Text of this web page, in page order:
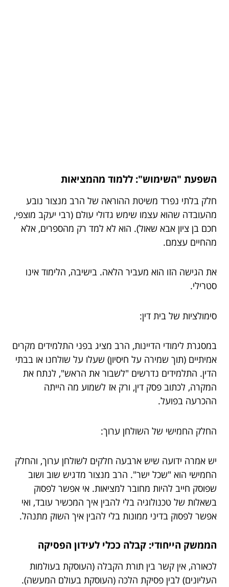
השפעת "השימוש": ללמוד מהמציאות
חלק בלתי נפרד משיטת ההוראה של הרב מנצור נובע
מהעובדה שהוא עצמו שימש גדולי עולם (רבי יעקב מוצפי,
חכם בן ציון אבא שאול). הוא לא למד רק מהספרים, אלא
מהחיים עצמם.
את הגישה הזו הוא מעביר הלאה. בישיבה, הלימוד אינו
סטרילי.
סימולציות של בית דין:
במסגרת לימודי הדיינות, הרב מציג בפני התלמידים מקרים
אמיתיים (תוך שמירה על חיסיון) שעלו על שולחנו או בבתי
הדין. התלמידים נדרשים "לשבור את הראש", לנתח את
המקרה, לכתוב פסק דין, ורק אז לשמוע מה הייתה
ההכרעה בפועל.
החלק החמישי של השולחן ערוך:
יש אמרה ידועה שיש ארבעה חלקים לשולחן ערוך, והחלק
החמישי הוא "שכל ישר". הרב מנצור מדגיש שוב ושוב
שפוסק חייב להיות מחובר למציאות. אי אפשר לפסוק
בשאלות של טכנולוגיה בלי להבין איך המכשיר עובד, ואי
אפשר לפסוק בדיני ממונות בלי להבין איך השוק מתנהל.
הממשק הייחודי: קבלה ככלי לעידון הפסיקה
לכאורה, אין קשר בין תורת הקבלה (העוסקת בעולמות
העליונים) לבין פסיקת הלכה (העוסקת בעולם המעשה).